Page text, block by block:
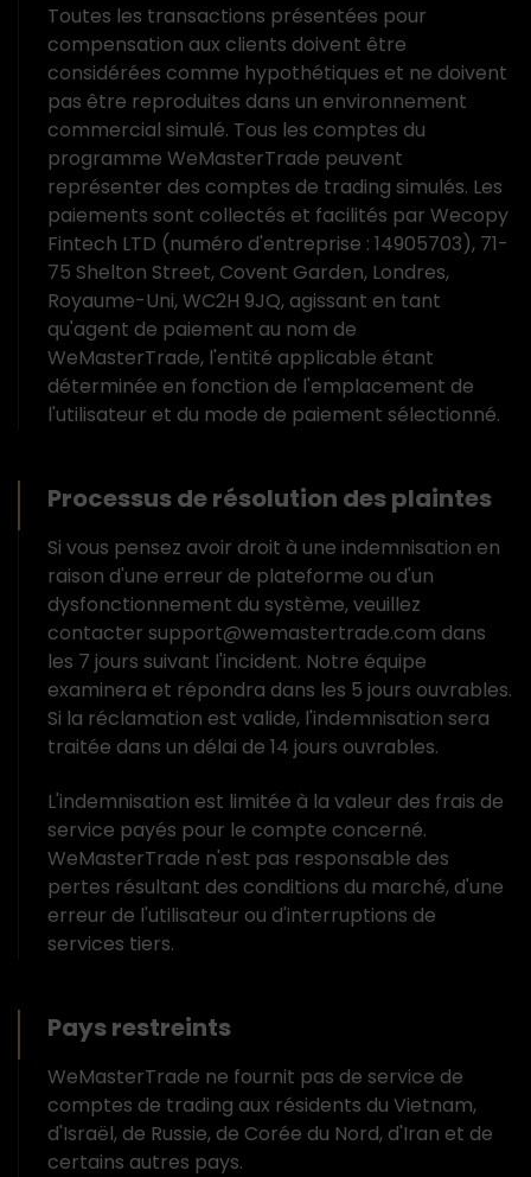
Toutes les transactions présentées pour
compensation aux clients doivent être
considérées comme hypothétiques et ne doivent
pas être reproduites dans un environnement
commercial simulé. Tous les comptes du
programme WeMasterTrade peuvent
représenter des comptes de trading simulés. Les
paiements sont collectés et facilités par Wecopy
Fintech LTD (numéro d'entreprise : 14905703), 71-
75 Shelton Street, Covent Garden, Londres,
Royaume-Uni, WC2H 9JQ, agissant en tant
qu'agent de paiement au nom de
WeMasterTrade, l'entité applicable étant
déterminée en fonction de l'emplacement de
l'utilisateur et du mode de paiement sélectionné.
Processus de résolution des plaintes
Si vous pensez avoir droit à une indemnisation en
raison d'une erreur de plateforme ou d'un
dysfonctionnement du système, veuillez
contacter support@wemastertrade.com dans
les 7 jours suivant l'incident. Notre équipe
examinera et répondra dans les 5 jours ouvrables.
Si la réclamation est valide, l'indemnisation sera
traitée dans un délai de 14 jours ouvrables.
L'indemnisation est limitée à la valeur des frais de
service payés pour le compte concerné.
WeMasterTrade n'est pas responsable des
pertes résultant des conditions du marché, d'une
erreur de l'utilisateur ou d'interruptions de
services tiers.
Pays restreints
WeMasterTrade ne fournit pas de service de
comptes de trading aux résidents du Vietnam,
d'Israël, de Russie, de Corée du Nord, d'Iran et de
certains autres pays.